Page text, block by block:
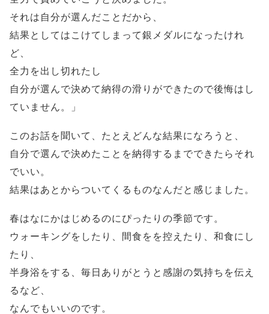
それは自分が選んだことだから、
結果としてはこけてしまって銀メダルになったけれ
ど、
全力を出し切れたし
自分が選んで決めて納得の滑りができたので後悔はし
ていません。」
このお話を聞いて、たとえどんな結果になろうと、
自分で選んで決めたことを納得するまでできたらそれ
でいい。
結果はあとからついてくるものなんだと感じました。
春はなにかはじめるのにぴったりの季節です。
ウォーキングをしたり、間食をを控えたり、和食にし
たり、
半身浴をする、毎日ありがとうと感謝の気持ちを伝え
るなど、
なんでもいいのです。